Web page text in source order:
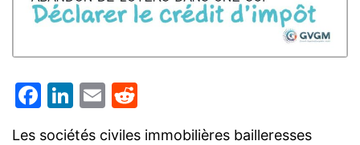
Facebook
LinkedIn
Email
Les sociétés civiles immobilières bailleresses